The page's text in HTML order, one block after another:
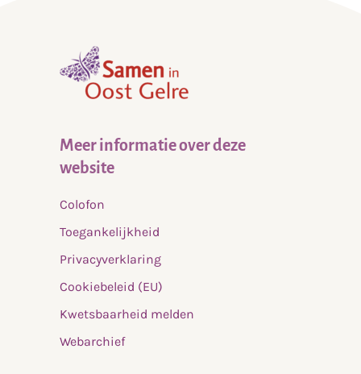
Meer informatie over deze
website
Colofon
Toegankelijkheid
Privacyverklaring
Cookiebeleid (EU)
Kwetsbaarheid melden
Webarchief